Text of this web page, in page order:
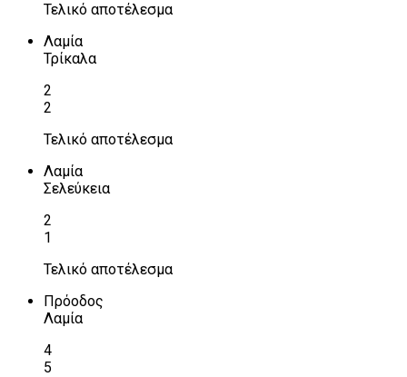
Τελικό αποτέλεσμα
Λαμία
Τρίκαλα
2
2
Τελικό αποτέλεσμα
Λαμία
Σελεύκεια
2
1
Τελικό αποτέλεσμα
Πρόοδος
Λαμία
4
5